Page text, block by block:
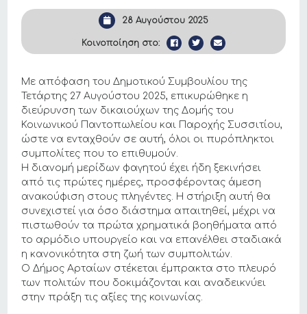
28 Αυγούστου 2025
Κοινοποίηση στο:
Με απόφαση του Δημοτικού Συμβουλίου της
Τετάρτης 27 Αυγούστου 2025, επικυρώθηκε η
διεύρυνση των δικαιούχων της Δομής του
Κοινωνικού Παντοπωλείου και Παροχής Συσσιτίου,
ώστε να ενταχθούν σε αυτή, όλοι οι πυρόπληκτοι
συμπολίτες που το επιθυμούν.
Η διανομή μερίδων φαγητού έχει ήδη ξεκινήσει
από τις πρώτες ημέρες, προσφέροντας άμεση
ανακούφιση στους πληγέντες. Η στήριξη αυτή θα
συνεχιστεί για όσο διάστημα απαιτηθεί, μέχρι να
πιστωθούν τα πρώτα χρηματικά βοηθήματα από
το αρμόδιο υπουργείο και να επανέλθει σταδιακά
η κανονικότητα στη ζωή των συμπολιτών.
Ο Δήμος Αρταίων στέκεται έμπρακτα στο πλευρό
των πολιτών που δοκιμάζονται και αναδεικνύει
στην πράξη τις αξίες της κοινωνίας.